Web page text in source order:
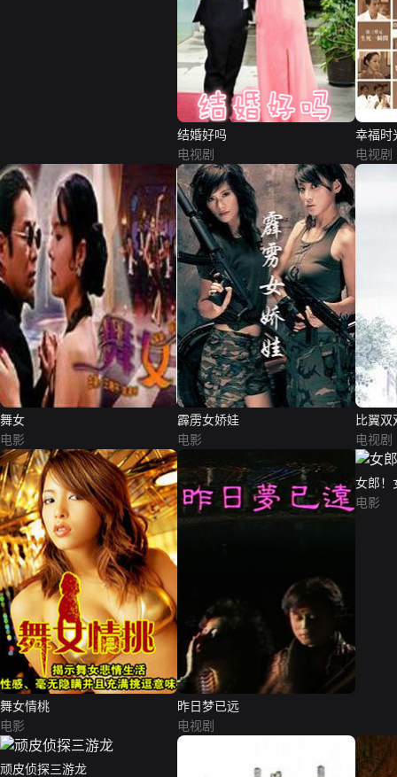
结婚好吗
电视剧
幸福时
电视剧
舞女
电影
霹雳女娇娃
电影
比翼双
电视剧
舞女情桃
电影
昨日梦已远
电视剧
女郎！
电影
顽皮侦探三游龙